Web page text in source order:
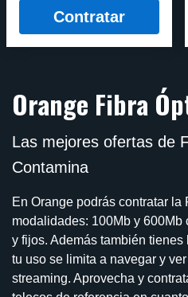
Contratar
Orange Fibra
Las mejores ofertas de
Contamina
En Orange podrás contratar la
modalidades: 100Mb y
y fijos. Además también
tu uso se limita a navegar y
streaming. Aprovecha y